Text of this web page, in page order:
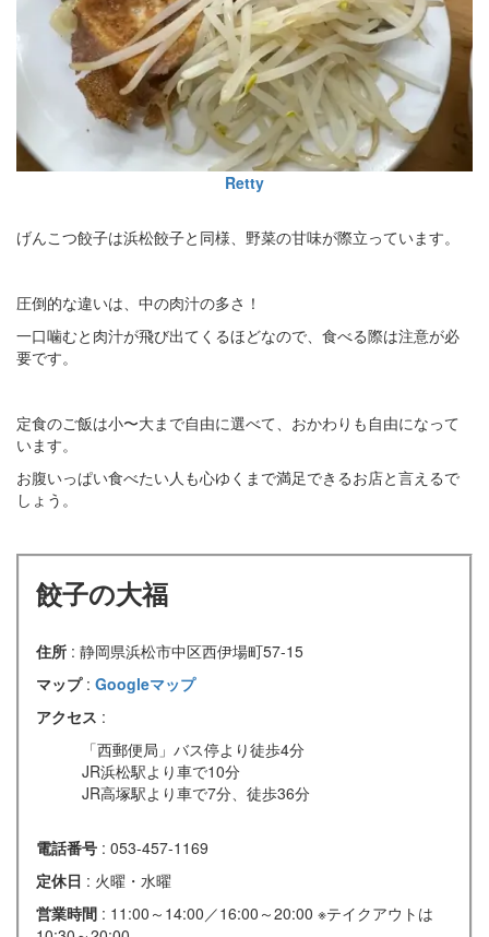
Retty
げんこつ餃子は浜松餃子と同様、野菜の甘味が際立っています。
圧倒的な違いは、中の肉汁の多さ！
一口噛むと肉汁が飛び出てくるほどなので、食べる際は注意が必
要です。
定食のご飯は小〜大まで自由に選べて、おかわりも自由になって
います。
お腹いっぱい食べたい人も心ゆくまで満足できるお店と言えるで
しょう。
餃子の大福
住所 : 静岡県浜松市中区西伊場町57-15
マップ : Googleマップ
アクセス :
「西郵便局」バス停より徒歩4分
JR浜松駅より車で10分
JR高塚駅より車で7分、徒歩36分
電話番号 : 053-457-1169
定休日 : 火曜・水曜
営業時間 : 11:00～14:00／16:00～20:00 ※テイクアウトは